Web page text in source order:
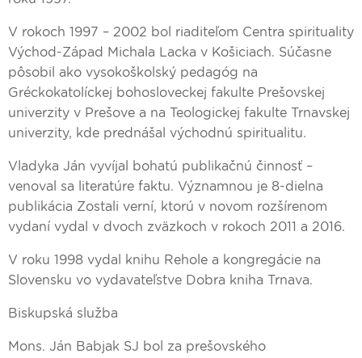
V rokoch 1997 – 2002 bol riaditeľom Centra spirituality
Východ-Západ Michala Lacka v Košiciach. Súčasne
pôsobil ako vysokoškolský pedagóg na
Gréckokatolíckej bohosloveckej fakulte Prešovskej
univerzity v Prešove a na Teologickej fakulte Trnavskej
univerzity, kde prednášal východnú spiritualitu.
Vladyka Ján vyvíjal bohatú publikačnú činnosť –
venoval sa literatúre faktu. Významnou je 8-dielna
publikácia Zostali verní, ktorú v novom rozšírenom
vydaní vydal v dvoch zväzkoch v rokoch 2011 a 2016.
V roku 1998 vydal knihu Rehole a kongregácie na
Slovensku vo vydavateľstve Dobra kniha Trnava.
Biskupská služba
Mons. Ján Babjak SJ bol za prešovského